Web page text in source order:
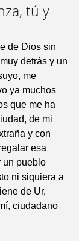
tú y
de Dios sin
detrás y un
me
ya muchos
que me ha
de mi
y con
esa
un pueblo
ni siquiera a
de Ur,
ciudadano